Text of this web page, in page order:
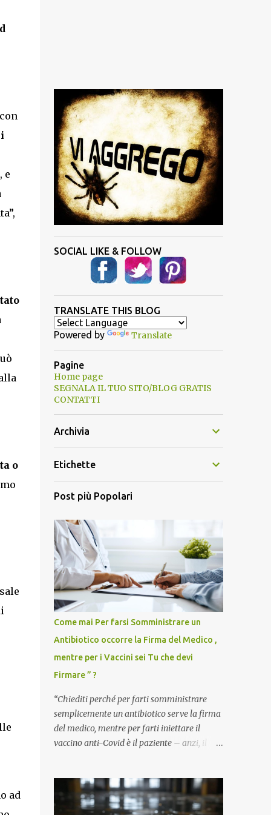
, e
o
ad
SOCIAL LIKE & FOLLOW
TRANSLATE THIS BLOG
Powered by Translate
Pagine
Home page
SEGNALA IL TUO SITO/BLOG GRATIS
CONTATTI
Archivia
Etichette
Post più Popolari
Come mai Per farsi Somministrare un
Antibiotico occorre la Firma del Medico ,
mentre per i Vaccini sei Tu che devi
Firmare ” ?
“Chiediti perché per farti somministrare
semplicemente un antibiotico serve la firma
del medico, mentre per farti iniettare il
vaccino anti-Covid è il paziente – anzi, il
domanda tanto semplice quanto devastante
quella posta dal dottor Andrea Stramezzi,